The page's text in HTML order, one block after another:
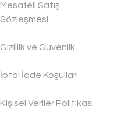
Mesafeli Satış
Sözleşmesi
Gizlilik ve Güvenlik
İptal İade Koşullari
Kişisel Veriler Politikası